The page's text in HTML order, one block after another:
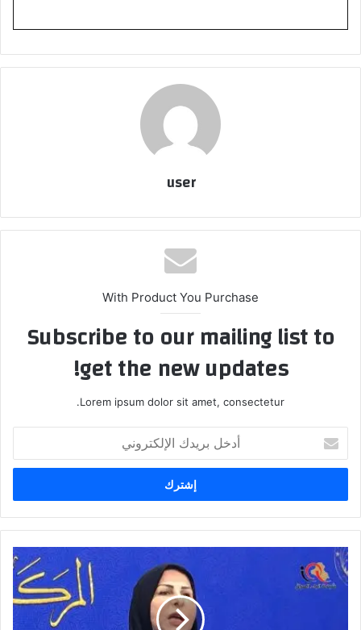
user
With Product You Purchase
Subscribe to our mailing list to
get the new updates!
Lorem ipsum dolor sit amet, consectetur.
بريدك
الإلكتروني
عالية
نصيف:
موازنة